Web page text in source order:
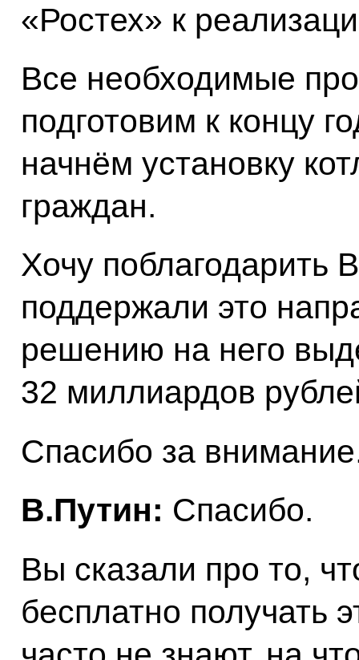
«Ростех» к
Все необходимые
подготовим к концу
начнём установку
граждан.
Хочу поблагодарить
поддержали это
решению на него
32 миллиардов
Спасибо за
В.Путин: Спасибо.
Вы сказали про то,
бесплатно получать